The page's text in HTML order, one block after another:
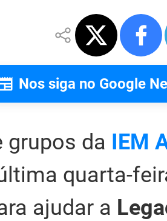
Nos siga no Google
grupos da IEM
quarta-
ajudar a